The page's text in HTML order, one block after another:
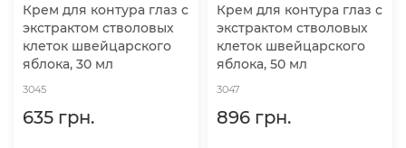
Крем для контура глаз с
экстрактом стволовых
клеток швейцарского
яблока, 30 мл
3045
635 грн.
Крем для контура глаз с
экстрактом стволовых
клеток швейцарского
яблока, 50 мл
3047
896 грн.